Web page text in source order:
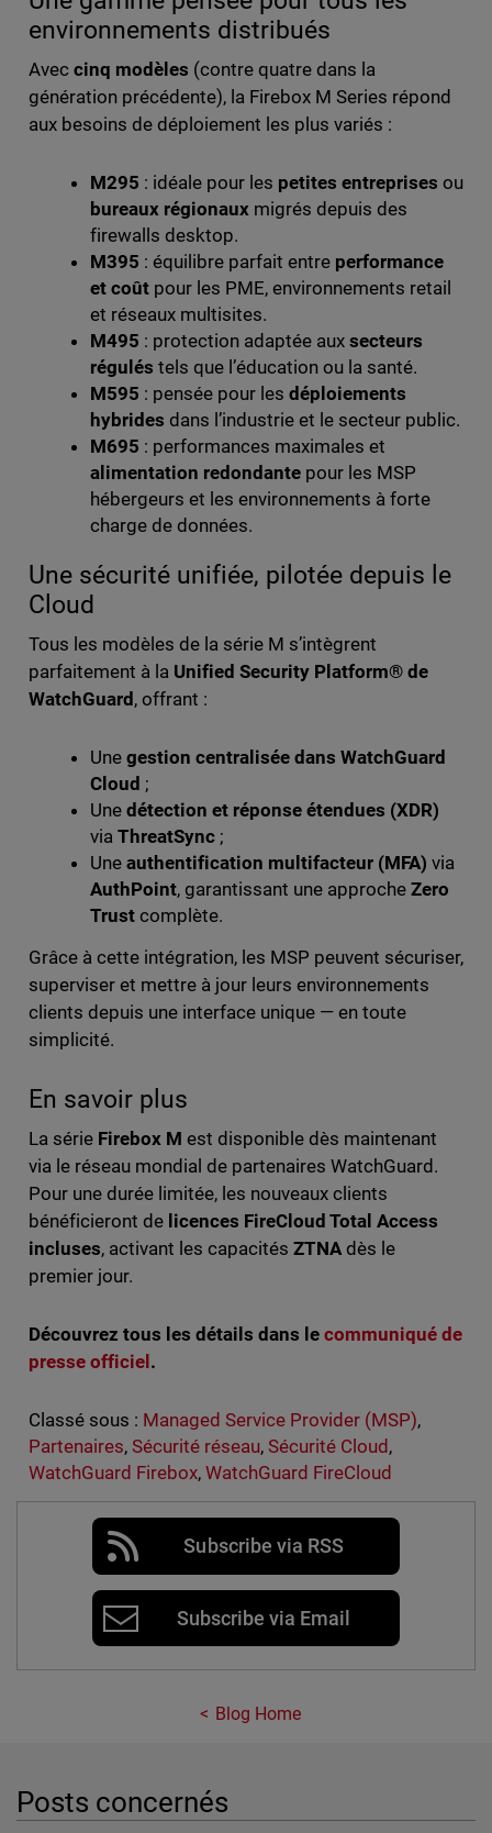
environnements distribués
Avec cinq modèles (contre quatre dans la
génération précédente), la Firebox M Series répond
aux besoins de déploiement les plus variés :
M295 : idéale pour les petites entreprises ou
bureaux régionauxmigrés depuis des
firewalls desktop.
M395 : équilibre parfait entre performance
et coûtpour les PME, environnements retail
et réseaux multisites.
M495 : protection adaptée aux secteurs
régulés tels que l’éducation ou la santé.
M595 : pensée pour les déploiements
hybrides dans l’industrie et le secteur public.
M695 : performances maximales et
alimentation redondantepour les MSP
hébergeurs et les environnements à forte
charge de données.
Une sécurité unifiée, pilotée depuis le
Cloud
Tous les modèles de la série M s’intègrent
parfaitement à la Unified Security Platform® de
WatchGuard , offrant :
Une gestion centralisée dans WatchGuard
Cloud ;
Une détection et réponse étendues (XDR)
via ThreatSync;
Une authentification multifacteur (MFA) via
AuthPoint, garantissant une approcheZero
Trustcomplète.
Grâce à cette intégration, les MSP peuvent sécuriser,
superviser et mettre à jour leurs environnements
clients depuis une interface unique — en toute
simplicité.
En savoir plus
La série Firebox M est disponible dès maintenant
via le réseau mondial de partenaires WatchGuard.
Pour une durée limitée, les nouveaux clients
bénéficieront de licences FireCloud Total Access
incluses, activant les capacitésZTNAdès le
premier jour.
Découvrez tous les détails dans lecommuniqué de
presse officiel .
Classé sous : Managed Service Provider (MSP),
Partenaires, Sécurité réseau,Sécurité Cloud ,
WatchGuard Firebox, WatchGuard FireCloud
Subscribe via RSS
Subscribe via Email
Blog Home
Posts concernés